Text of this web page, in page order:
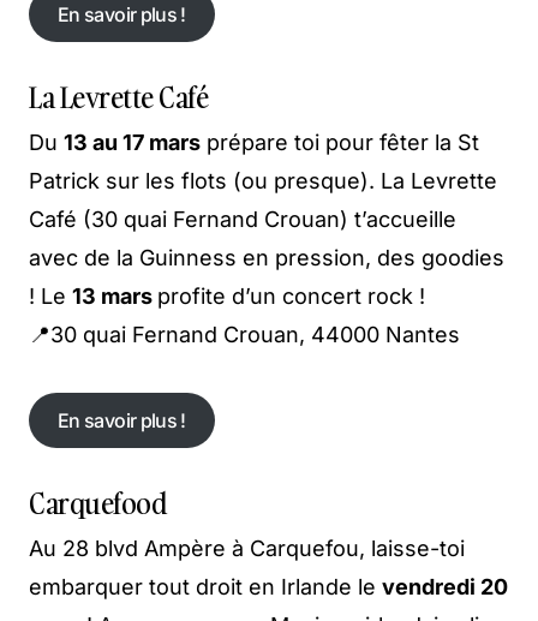
En savoir plus !
En savoir plus !
La Levrette Café
Du 13 au 17 mars prépare toi pour fêter la St
Patrick sur les flots (ou presque). La Levrette
Café (30 quai Fernand Crouan) t’accueille
avec de la Guinness en pression, des goodies
! Le 13 mars profite d’un concert rock !
📍30 quai Fernand Crouan, 44000 Nantes
En savoir plus !
En savoir plus !
Carquefood
Au 28 blvd Ampère à Carquefou, laisse-toi
embarquer tout droit en Irlande le vendredi 20